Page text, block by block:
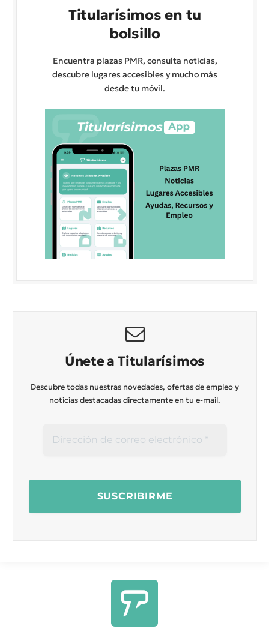
Titularísimos en tu
bolsillo
Encuentra plazas PMR, consulta noticias,
descubre lugares accesibles y mucho más
desde tu móvil.
Únete a Titularísimos
Descubre todas nuestras novedades, ofertas de empleo y
noticias destacadas directamente en tu e-mail.